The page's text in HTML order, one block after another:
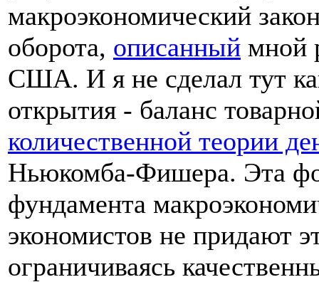
макроэкономический
оборота, описанный мной
США. И я не сделал тут
открытия - баланс
количественной теории
Ньюкомба-Фишера. Эта
фундамента
экономистов не придают
ограничиваясь